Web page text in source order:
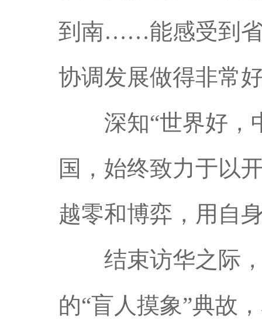
到南……能感受到省
协调发展做得非常
深知“世界好，中
国，始终致力于以
越零和博弈，用自
结束访华之际，
的“盲人摸象”典故